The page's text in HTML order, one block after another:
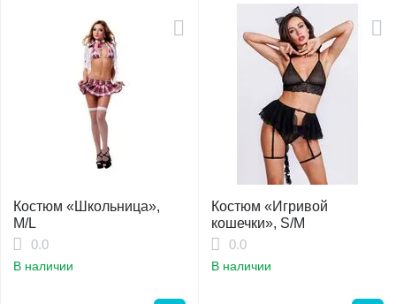
Костюм «Школьница»,
M/L
0.0
В наличии
Костюм «Игривой
кошечки», S/M
0.0
В наличии